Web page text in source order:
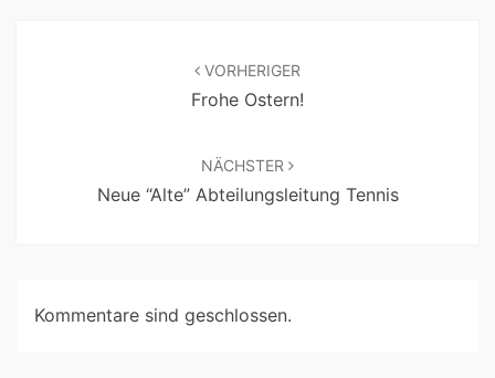
VORHERIGER
Frohe Ostern!
NÄCHSTER
Neue “Alte” Abteilungsleitung Tennis
Kommentare sind geschlossen.